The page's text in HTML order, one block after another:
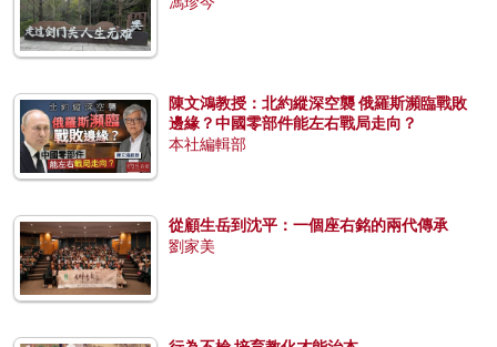
陳文鴻教授：北約縱深空襲 俄羅斯瀕臨戰敗
邊緣？中國零部件能左右戰局走向？
本社編輯部
從顧生岳到沈平：一個座右銘的兩代傳承
劉家美